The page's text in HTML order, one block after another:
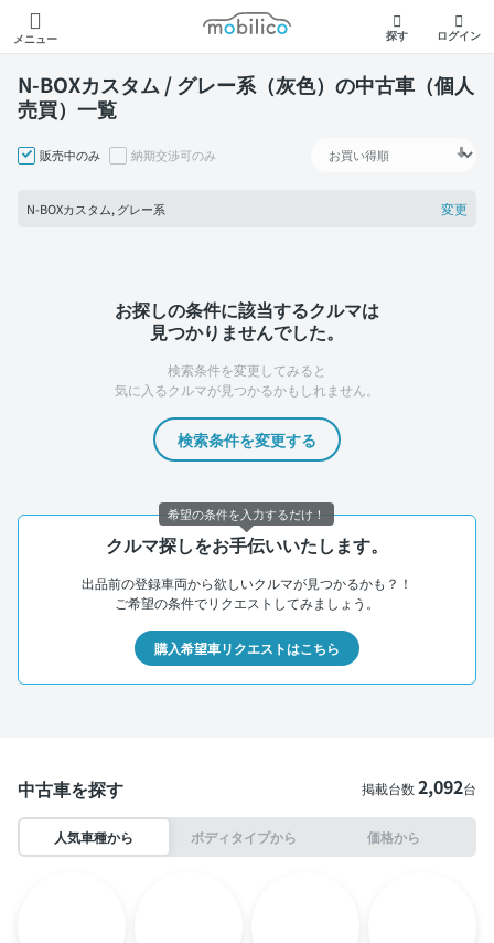
メニュー
モビリコ
探す ログイン
N-BOXカスタム / グレー系（灰色）の中古車（個人
売買）一覧
販売中のみ 納期交渉可のみ
N-BOXカスタム, グレー系 変更
お探しの条件に該当するクルマは
見つかりませんでした。
検索条件を変更してみると
気に入るクルマが見つかるかもしれません。
検索条件を変更する
クルマ探しをお手伝いいたします。
出品前の登録車両から欲しいクルマが見つかるかも？！
ご希望の条件でリクエストしてみましょう。
購入希望車リクエストはこちら
中古車を探す 掲載台数2,092台
人気車種から ボディタイプから 価格から
希望の条件を入力するだけ！